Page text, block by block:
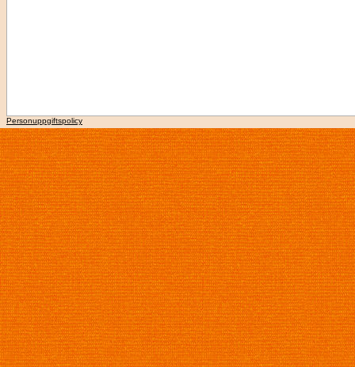
Personuppgiftspolicy